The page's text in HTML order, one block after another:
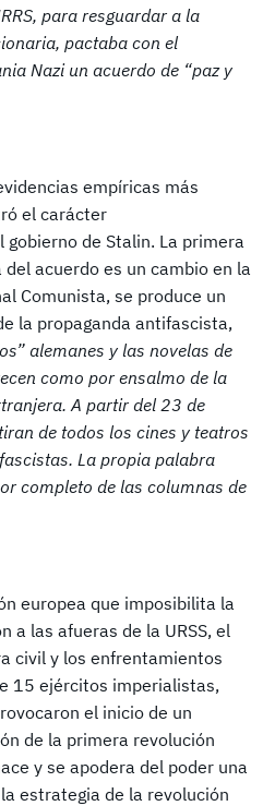
para resguardar a la
pactaba con el
Nazi un acuerdo de “paz y
empíricas más
el carácter
de Stalin. La primera
acuerdo es un cambio en la
Comunista, se produce un
la propaganda antifascista,
alemanes y las novelas de
como por ensalmo de la
A partir del 23 de
de todos los cines y teatros
La propia palabra
completo de las columnas de
europea que imposibilita la
a las afueras de la URSS, el
civil y los enfrentamientos
15 ejércitos imperialistas,
el inicio de un
de la primera revolución
y se apodera del poder una
estrategia de la revolución